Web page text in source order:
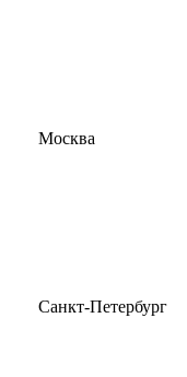
Москва
Санкт-Петербург